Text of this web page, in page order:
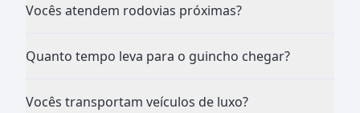
Vocês atendem rodovias próximas?
Quanto tempo leva para o guincho chegar?
Vocês transportam veículos de luxo?